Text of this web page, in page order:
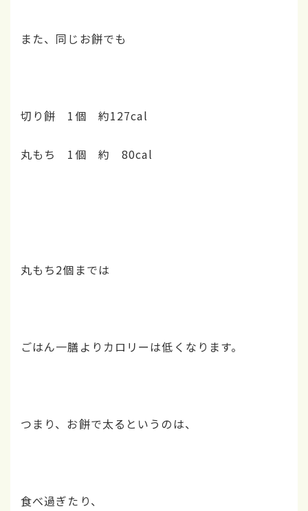
また、同じお餅でも
切り餅 1個 約127cal
丸もち 1個 約 80cal
丸もち2個までは
ごはん一膳よりカロリーは低くなります。
つまり、お餅で太るというのは、
食べ過ぎたり、